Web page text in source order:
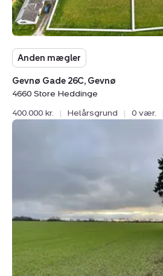
Anden mægler
Gevnø Gade 26C, Gevnø
4660 Store Heddinge
400.000 kr.
| Helårsgrund | 0 vær.
Store
Heddinge